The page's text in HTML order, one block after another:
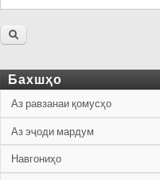
Бахшҳо
Аз равзанаи қомусҳо
Аз эҷоди мардум
Навгониҳо